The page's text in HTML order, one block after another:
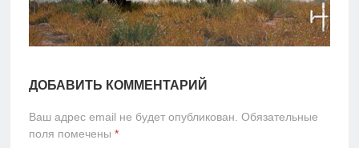
ДОБАВИТЬ КОММЕНТАРИЙ
Ваш адрес email не будет опубликован. Обязательные
поля помечены *